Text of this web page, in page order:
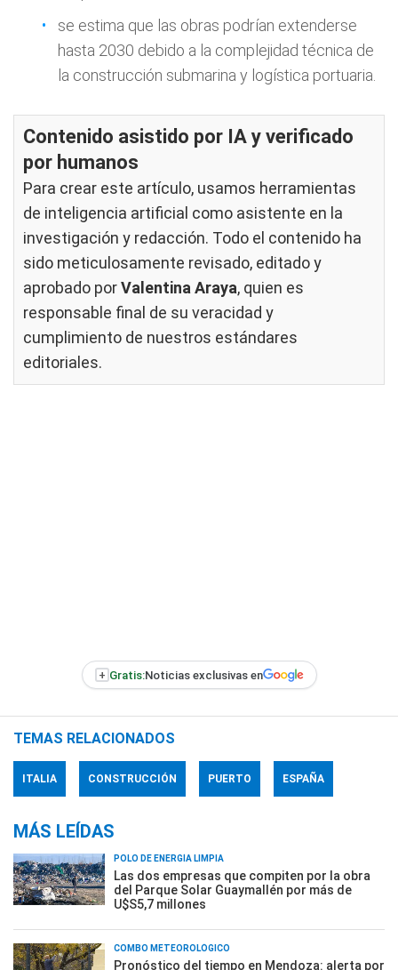
se estima que las obras podrían extenderse
hasta 2030 debido a la complejidad técnica de
la construcción submarina y logística portuaria.
Contenido asistido por IA y verificado
por humanos
Para crear este artículo, usamos herramientas
de inteligencia artificial como asistente en la
investigación y redacción. Todo el contenido ha
sido meticulosamente revisado, editado y
aprobado porValentina Araya, quien es
responsable final de su veracidad y
cumplimiento de nuestros estándares
editoriales.
+ Gratis:Noticias exclusivas en
TEMAS RELACIONADOS
ITALIA CONSTRUCCIÓN PUERTO ESPAÑA
MÁS LEÍDAS
POLO DE ENERGÍA LIMPIA
Las dos empresas que compiten por la obra
del Parque Solar Guaymallén por más de
U$S5,7 millones
COMBO METEOROLÓGICO
Pronóstico del tiempo en Mendoza: alerta por